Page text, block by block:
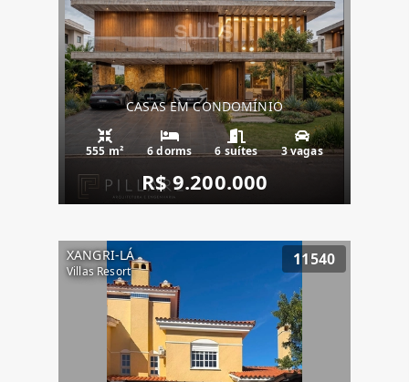
CASAS EM CONDOMÍNIO
555 m² 6 dorms 6 suítes 3 vagas
R$ 9.200.000
XANGRI-LÁ
Villas Resort
11540